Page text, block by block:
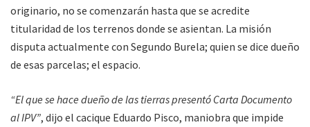
originario, no se comenzarán hasta que se acredite
titularidad de los terrenos donde se asientan. La misión
disputa actualmente con Segundo Burela; quien se dice dueño
de esas parcelas; el espacio.
“El que se hace dueño de las tierras presentó Carta Documento
al IPV”, dijo el cacique Eduardo Pisco, maniobra que impide